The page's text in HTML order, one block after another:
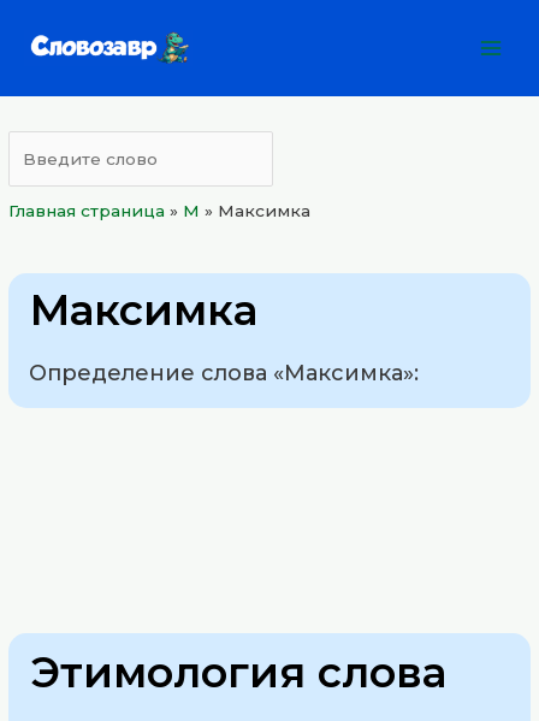
Главная страница » М » Максимка
Максимка
Определение слова «Максимка»:
Этимология слова